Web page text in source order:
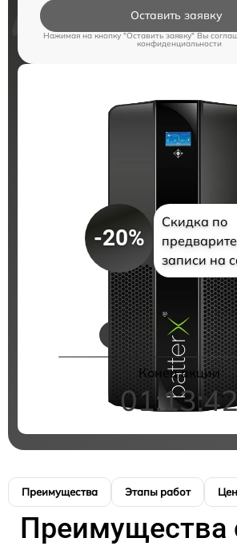
Оставить заявку
Нажимая на кнопку "Оставить заявку" Вы
конфиденциальности
-20%
Скидка по
записи на
Цены на ремонт
Конец акции
Преимущества Этапы работ
Преимущества